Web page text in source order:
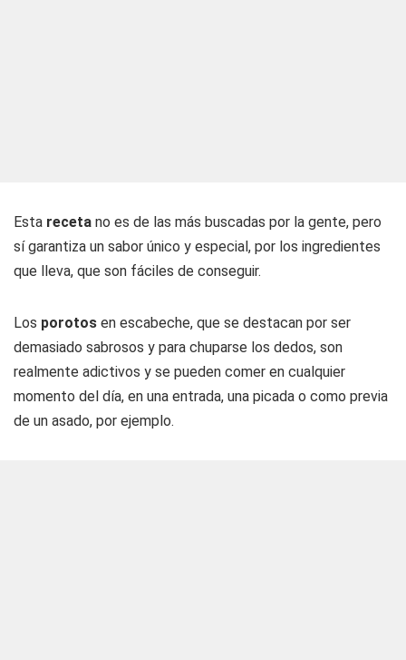
Esta receta no es de las más buscadas por la gente, pero
sí garantiza un sabor único y especial, por los ingredientes
que lleva, que son fáciles de conseguir.
Los porotos en escabeche, que se destacan por ser
demasiado sabrosos y para chuparse los dedos, son
realmente adictivos y se pueden comer en cualquier
momento del día, en una entrada, una picada o como previa
de un asado, por ejemplo.